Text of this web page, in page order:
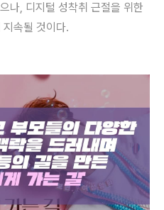
나, 디지털 성착취 근절을 위한
속될 것이다.